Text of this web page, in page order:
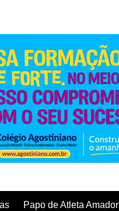
Papo de Atleta Amador